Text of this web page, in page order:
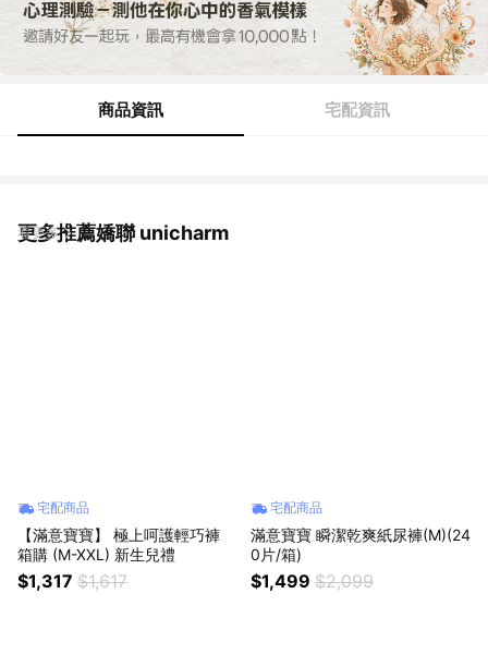
商品資訊 宅配資訊
更多推薦嬌聯 unicharm
看更多
宅配商品
【滿意寶寶】 極上呵護輕巧褲
箱購 (M-XXL) 新生兒禮
$1,317 $1,617
宅配商品
滿意寶寶 瞬潔乾爽紙尿褲(M)(24
0片/箱)
$1,499 $2,099